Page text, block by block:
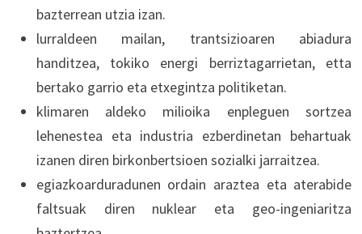
bazterrean utzia izan.
lurraldeen mailan, trantsizioaren abiadura
handitzea, tokiko energi berriztagarrietan, etta
bertako garrio eta etxegintza politiketan.
klimaren aldeko milioika enpleguen sortzea
lehenestea eta industria ezberdinetan behartuak
izanen diren birkonbertsioen sozialki jarraitzea.
egiazkoarduradunen ordain araztea eta aterabide
faltsuak diren nuklear eta geo-ingeniaritza